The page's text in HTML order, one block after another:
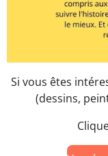
Si vous êtes
(dessins,